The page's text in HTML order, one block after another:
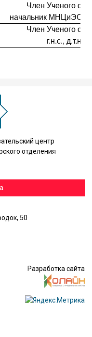
Член Ученого
начальник МНЦиЭСО
Член Ученого
г.н.с., д.т.н.
центр
отделения
50
Разработка сайта